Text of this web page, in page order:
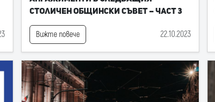
Столичен общински съвет – част 3
Вижте повече 22.10.2023